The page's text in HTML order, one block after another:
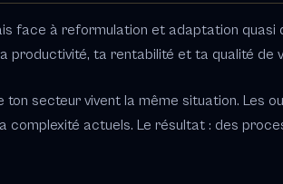
face à reformulation et adaptation quasi
productivité, ta rentabilité et ta qualité de
ton secteur vivent la même situation. Les
complexité actuels. Le résultat : des